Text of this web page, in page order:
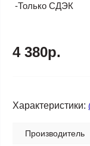
-Только СДЭК
4 380р.
Характеристики:
Производитель